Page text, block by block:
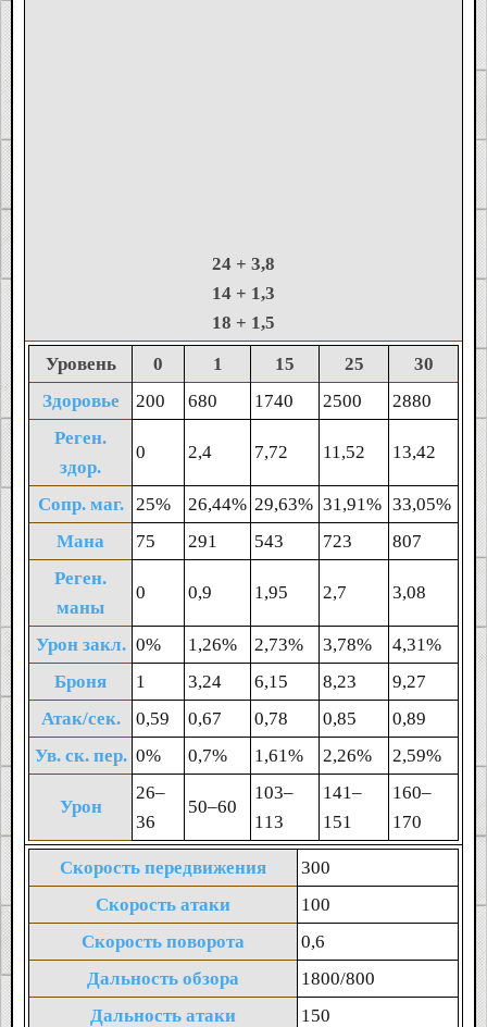
24 + 3,8
14 + 1,3
18 + 1,5
Уровень
0 1 15 25
30
Здоровье
200 680 1740 2500
2880
Реген.
здор.
0 2,4 7,72 11,52 13,42
Сопр. маг. 25% 26,44% 29,63% 31,91% 33,05%
Мана
75 291 543 723
807
Реген.
маны
0 0,9 1,95 2,7 3,08
Урон закл. 0% 1,26% 2,73% 3,78%
4,31%
Броня
1 3,24 6,15 8,23
9,27
Атак/сек.
0,59 0,67 0,78 0,85
0,89
Ув. ск. пер. 0% 0,7% 1,61% 2,26% 2,59%
Урон
26‒
36
50‒60
103‒
113
141‒
151
160‒
170
Скорость передвижения
300
Скорость атаки
100
Скорость поворота
0,6
Дальность обзора
1800/800
Дальность атаки
150